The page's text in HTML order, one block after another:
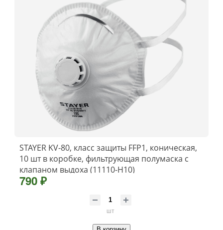
STAYER KV-80, класс защиты FFP1, коническая,
10 шт в коробке, фильтрующая полумаска с
клапаном выдоха (11110-H10)
790 ₽
шт